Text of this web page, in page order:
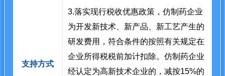
支持方式
3.落实现行税收优惠政策，仿制药企业
为开发新技术、新产品、新工艺产生的
研发费用，符合条件的按照有关规定在
企业所得税税前加计扣除。仿制药企业
经认定为高新技术企业的，减按15%的